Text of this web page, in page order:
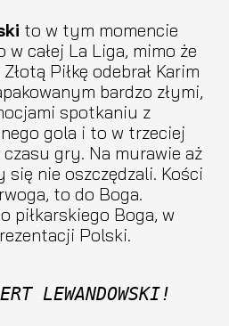
to w tym momencie
całej La Liga, mimo że
Piłkę odebrał Karim
bardzo złymi,
spotkaniu z
gola i to w trzeciej
gry. Na murawie aż
się nie oszczędzali. Kości
to do Boga.
piłkarskiego Boga, w
Polski.
LEWANDOWSKI!